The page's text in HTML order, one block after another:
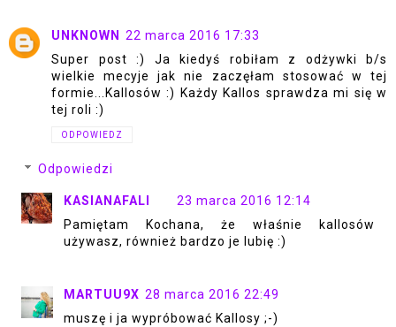
UNKNOWN
22 marca 2016 17:33
Super post :) Ja kiedyś robiłam z odżywki b/s
wielkie mecyje jak nie zaczęłam stosować w tej
formie...Kallosów :) Każdy Kallos sprawdza mi się w
tej roli :)
ODPOWIEDZ
Odpowiedzi
KASIANAFALI
23 marca 2016 12:14
Pamiętam Kochana, że właśnie kallosów
używasz, również bardzo je lubię :)
MARTUU9X 28 marca 2016 22:49
muszę i ja wypróbować Kallosy ;-)